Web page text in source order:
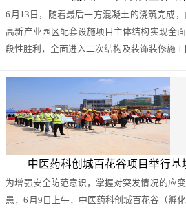
6月13日，随着最后一方混凝土的浇筑完成
高新产业园区配套设施项目主体结构实现全
段性胜利，全面进入二次结构及装饰装修施工
中医药科创城百花谷项目举行基
为增强安全防范意识，掌握对突发情况的应
患，6月9日上午，中医药科创城百花谷（孵